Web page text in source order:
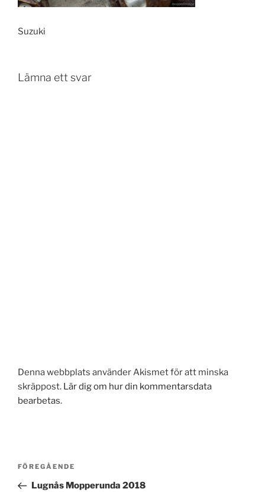
Suzuki
Lämna ett svar
Denna webbplats använder Akismet för att minska
skräppost. Lär dig om hur din kommentarsdata
bearbetas.
Inläggsnavigering
Föregående
inlägg
FÖREGÅENDE
Lugnås Mopperunda 2018